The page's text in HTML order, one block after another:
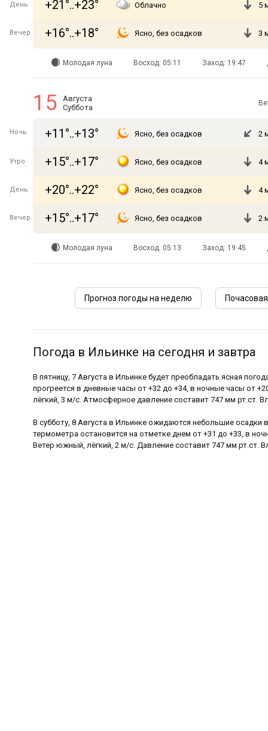
День +21°..+23° Облачно 5
Вечер +16°..+18° Ясно, без осадков 3
Молодая луна Восход: 05:11 Заход: 19:47
15
Августа
Суббота
Ночь +11°..+13° Ясно, без осадков 2
Утро +15°..+17° Ясно, без осадков 4
День +20°..+22° Ясно, без осадков 4
Вечер +15°..+17° Ясно, без осадков 2
Молодая луна Восход: 05:13 Заход: 19:45
Прогноз погоды на неделю
Погода в Ильинке на сегодня и завтра
В пятницу, 7 Августа в Ильинке будет преобладать ясная
прогреется в дневные часы от +32 до +34, в ночные часы от
лёгкий, 3 м/с. Атмосферное давление составит 747 мм рт.ст.
В субботу, 8 Августа в Ильинке ожидаются небольшие осадки
термометра остановится на отметке днем от +31 до +33, в
Ветер южный, лёгкий, 2 м/с. Давление составит 747 мм рт.ст.